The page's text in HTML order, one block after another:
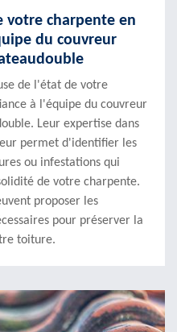
votre charpente en
du couvreur
de l'état de votre
à l'équipe du couvreur
Leur expertise dans
permet d'identifier les
ou infestations qui
de votre charpente.
proposer les
pour préserver la
toiture.